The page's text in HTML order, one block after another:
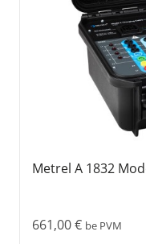
Metrel A 1832
661,00€ be PVM